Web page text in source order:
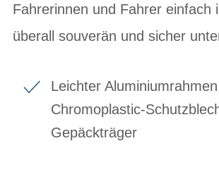
Fahrerinnen und Fahrer einfach
überall souverän und sicher
Leichter
Chromoplastic-
Gepäckträger